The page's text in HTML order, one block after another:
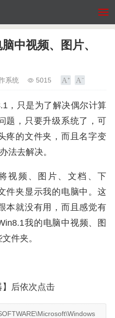
中视频、图片、
系统 5015
，只是为了解决偶尔计算
题，只要升级系统了，可
疼的文件夹，而且名字变
法去解决。
视频、图片、文档、下
件夹显示我的电脑中。这
本就没有用，而且感觉有
我的电脑中视频、图
件夹。
后依次点击